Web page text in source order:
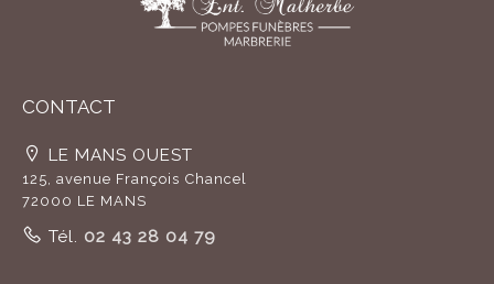
CONTACT
LE MANS OUEST
125, avenue François Chancel
72000 LE MANS
Tél. 02 43 28 04 79